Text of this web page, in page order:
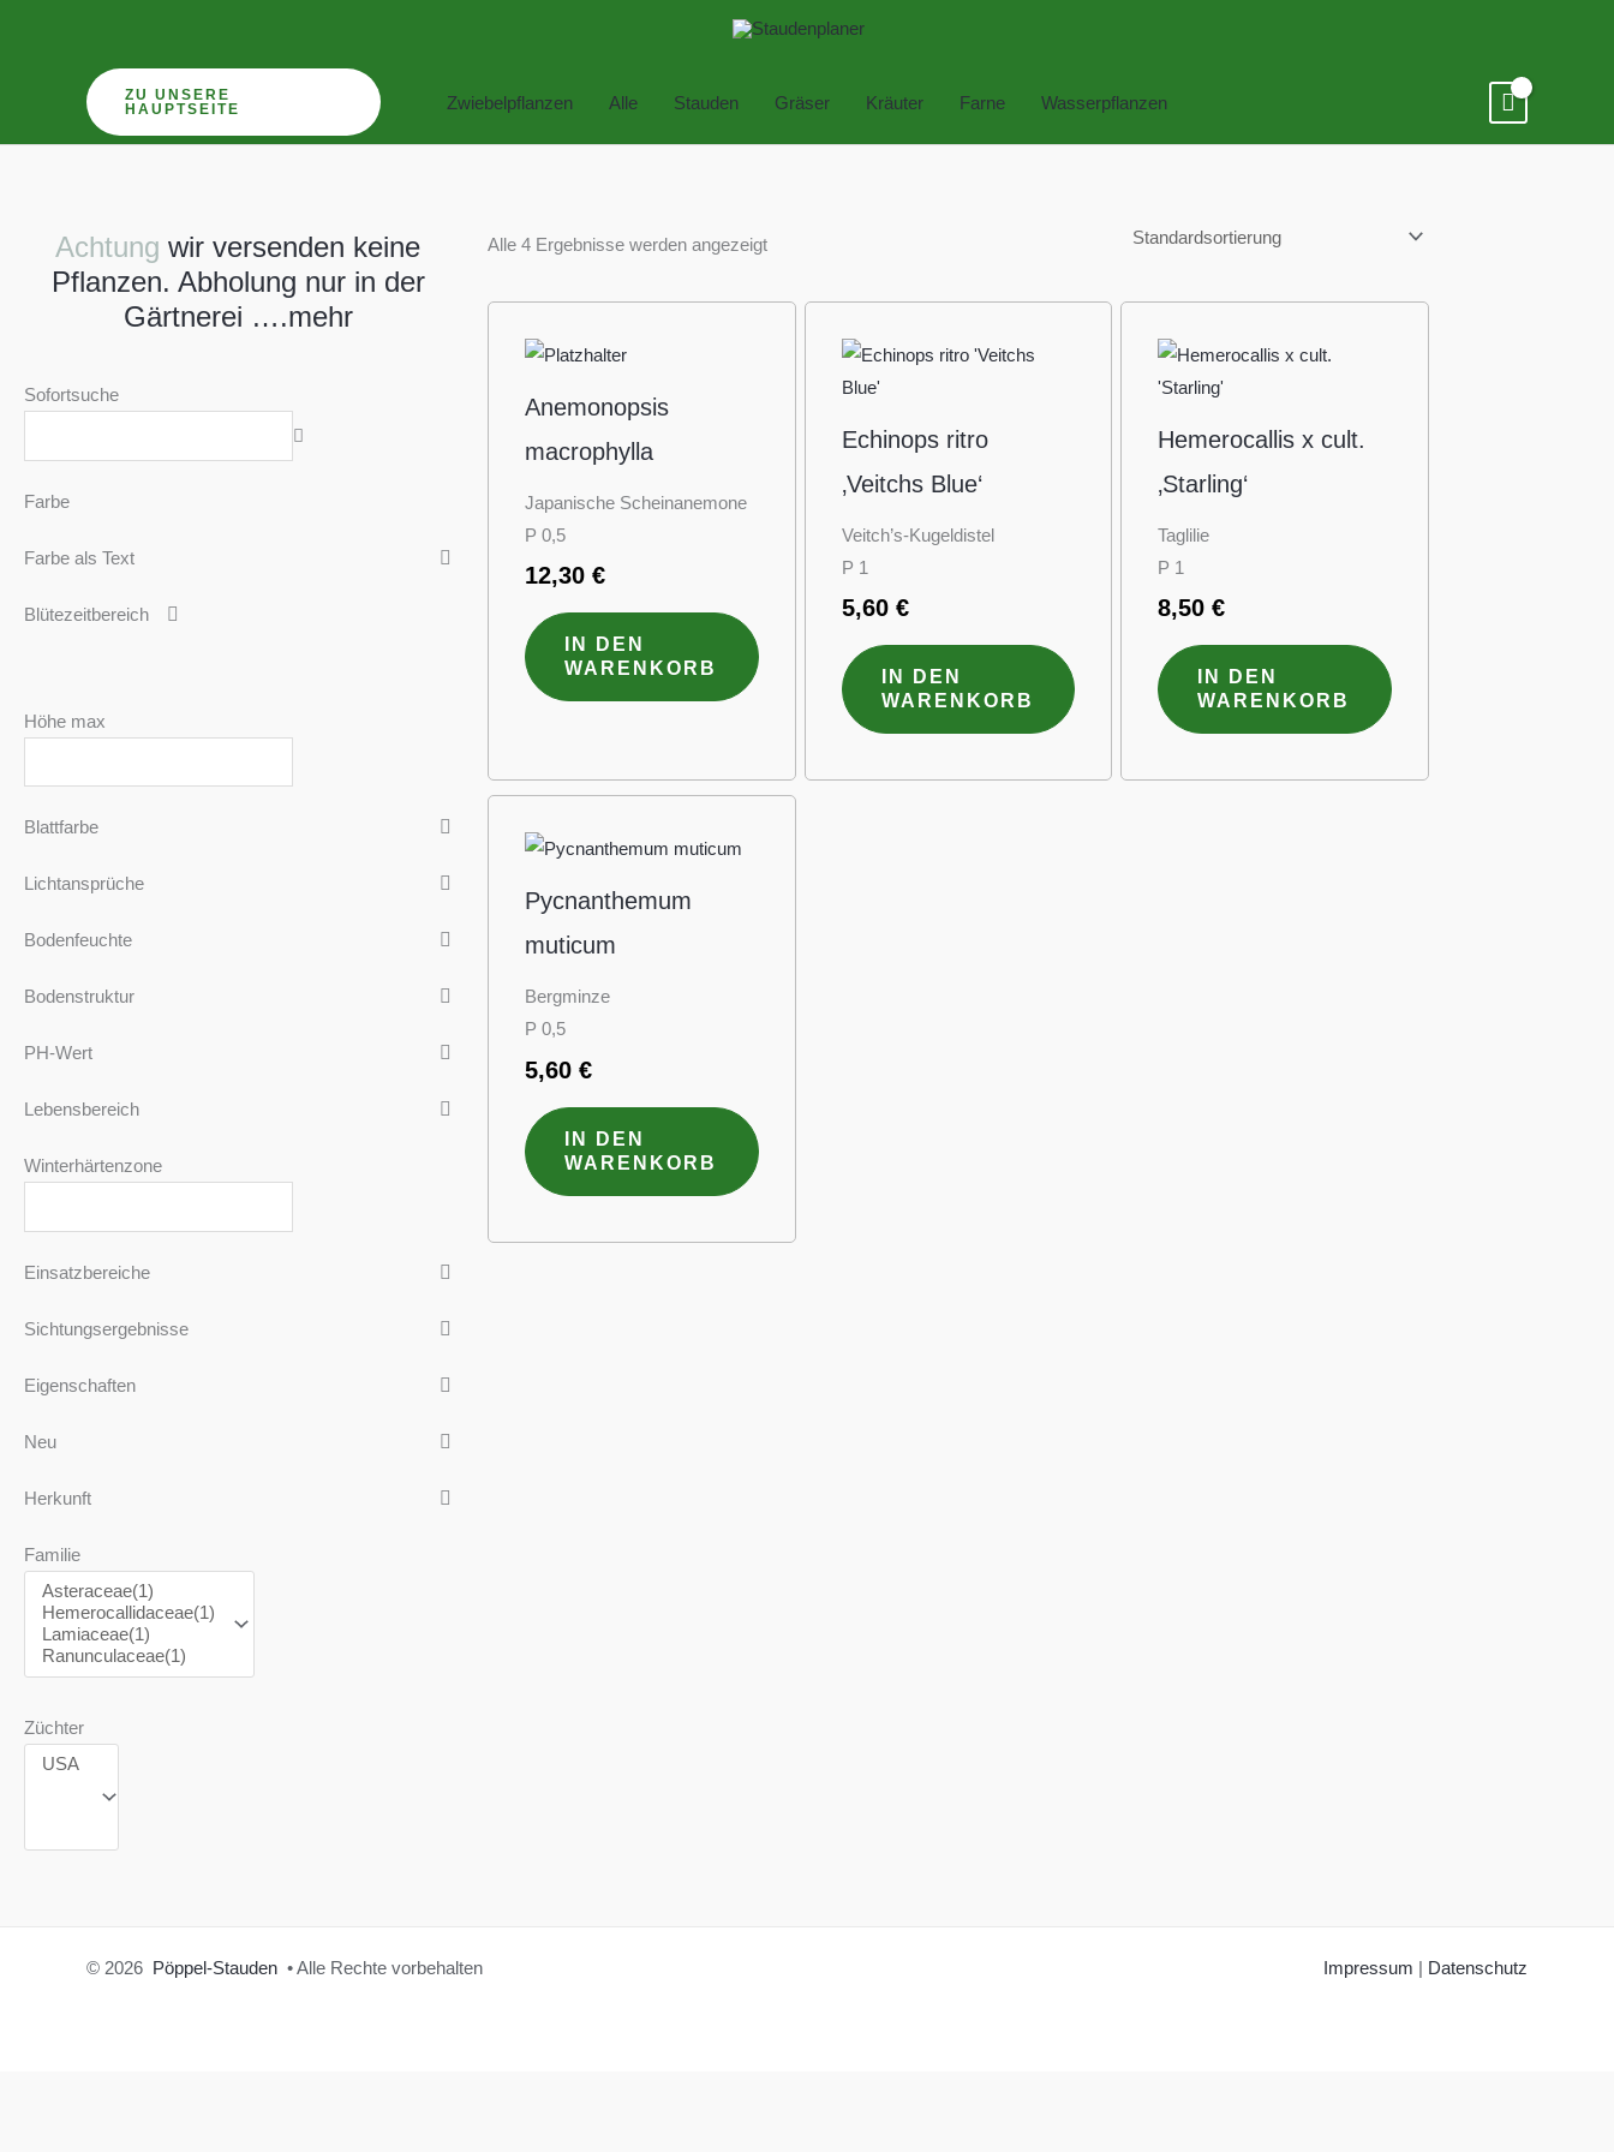
ZU UNSERE
HAUPTSEITE
Zwiebelpflanzen Alle Stauden Gräser Kräuter Farne Wasserpflanzen
Achtung wir versenden keine
Pflanzen. Abholung nur in der
Gärtnerei ….mehr
Sofortsuche
Farbe
Farbe als Text
Blütezeitbereich
Höhe max
Blattfarbe
Lichtansprüche
Bodenfeuchte
Bodenstruktur
PH-Wert
Lebensbereich
Winterhärtenzone
Einsatzbereiche
Sichtungsergebnisse
Eigenschaften
Neu
Herkunft
Familie
Züchter
Alle 4 Ergebnisse werden angezeigt
Anemonopsis
macrophylla
Japanische Scheinanemone
P 0,5
12,30 €
IN DEN
WARENKORB
Echinops ritro
‚Veitchs Blue‘
Veitch’s-Kugeldistel
P 1
5,60 €
IN DEN
WARENKORB
Hemerocallis x cult.
‚Starling‘
Taglilie
P 1
8,50€
IN DEN
WARENKORB
Pycnanthemum
muticum
Bergminze
P 0,5
5,60 €
IN DEN
WARENKORB
© 2026 Pöppel-Stauden • Alle Rechte vorbehalten Impressum | Datenschutz